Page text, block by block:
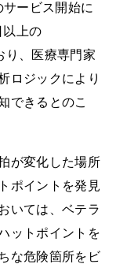
ービス開始に
以上の
り、医療専門家
ロジックにより
できるとのこ
が変化した場所
ポイントを発見
いては、ベテラ
ットポイントを
な危険箇所をビ